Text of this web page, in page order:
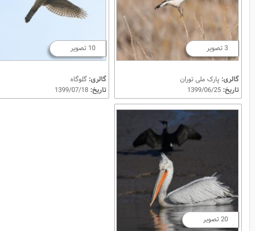
3 تصویر
گالری: پارک ملی توران
تاریخ:
10 تصویر
گالری: گلوگاه
تاریخ: 1399/07/18
20 تصویر